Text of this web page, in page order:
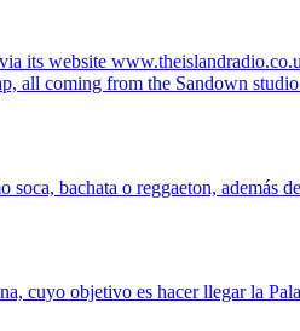
website
all coming from the Sandown
bachata o reggaeton, además
cuyo objetivo es hacer llegar la